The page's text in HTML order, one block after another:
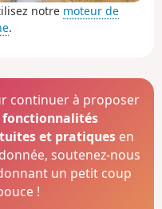
notre moteur de
.
continuer à proposer
fonctionnalités
et pratiques en
soutenez-nous
un petit coup
!